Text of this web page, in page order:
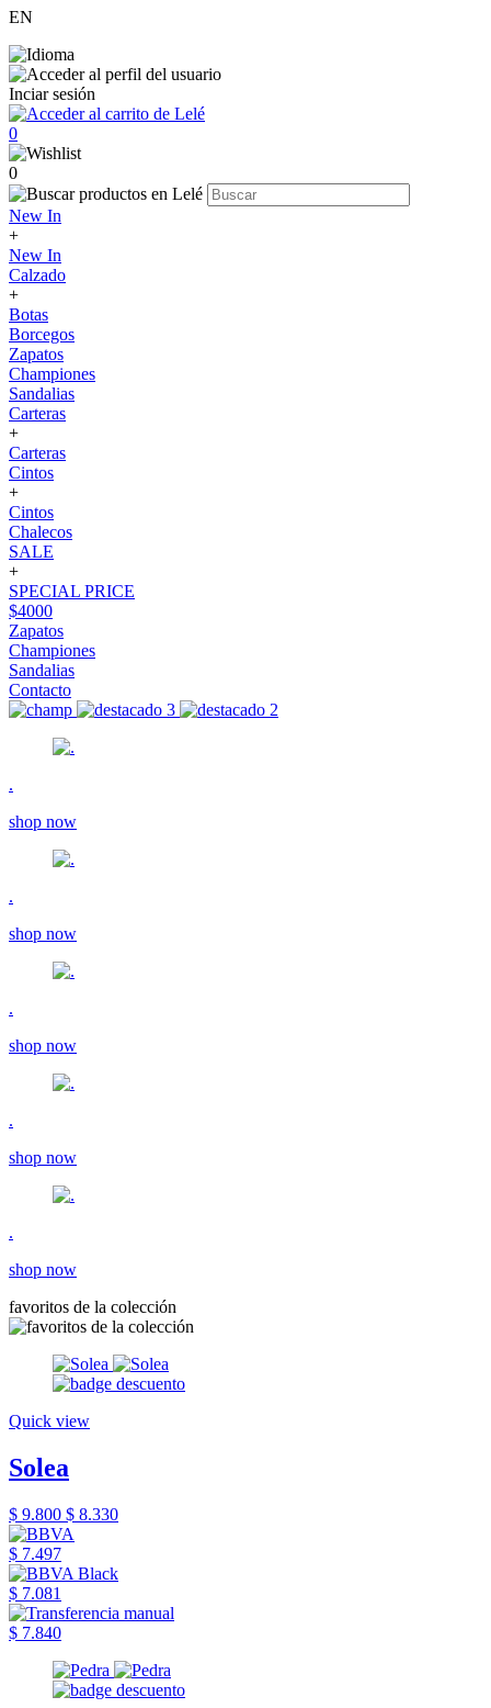
EN
Inciar sesión
0
0
New In
+
New In
Calzado
+
Botas
Borcegos
Zapatos
Championes
Sandalias
Carteras
+
Carteras
Cintos
+
Cintos
Chalecos
SALE
+
SPECIAL PRICE
$4000
Zapatos
Championes
Sandalias
Contacto
.
shop now
.
shop now
.
shop now
.
shop now
.
shop now
favoritos de la colección
Quick view
Solea
$ 9.800 $ 8.330
$ 7.497
$ 7.081
$ 7.840